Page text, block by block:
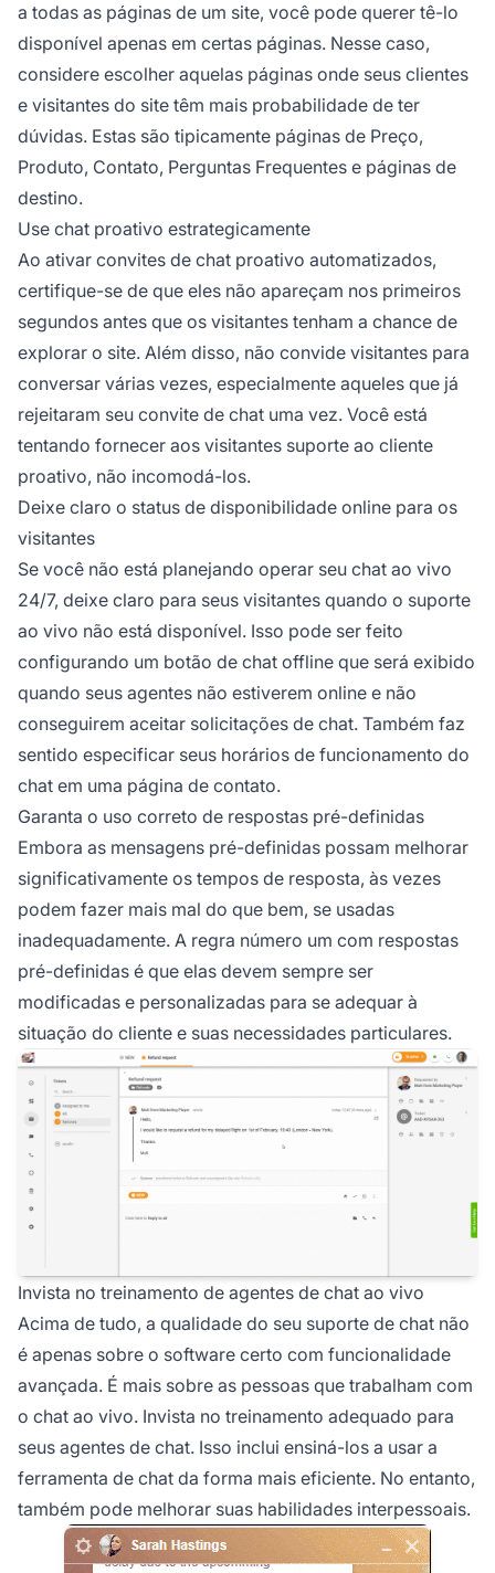
a todas as páginas de um site, você pode querer tê-lo
disponível apenas em certas páginas. Nesse caso,
considere escolher aquelas páginas onde seus clientes
e visitantes do site têm mais probabilidade de ter
dúvidas. Estas são tipicamente páginas de Preço,
Produto, Contato, Perguntas Frequentes e páginas de
destino.
Use chat proativo estrategicamente
Ao ativar convites de chat proativo automatizados,
certifique-se de que eles não apareçam nos primeiros
segundos antes que os visitantes tenham a chance de
explorar o site. Além disso, não convide visitantes para
conversar várias vezes, especialmente aqueles que já
rejeitaram seu convite de chat uma vez. Você está
tentando fornecer aos visitantes suporte ao cliente
proativo, não incomodá-los.
Deixe claro o status de disponibilidade online para os
visitantes
Se você não está planejando operar seu chat ao vivo
24/7, deixe claro para seus visitantes quando o suporte
ao vivo não está disponível. Isso pode ser feito
configurando um botão de chat offline que será exibido
quando seus agentes não estiverem online e não
conseguirem aceitar solicitações de chat. Também faz
sentido especificar seus horários de funcionamento do
chat em uma página de contato.
Garanta o uso correto de respostas pré-definidas
Embora as mensagens pré-definidas possam melhorar
significativamente os tempos de resposta, às vezes
podem fazer mais mal do que bem, se usadas
inadequadamente. A regra número um com respostas
pré-definidas é que elas devem sempre ser
modificadas e personalizadas para se adequar à
situação do cliente e suas necessidades particulares.
Invista no treinamento de agentes de chat ao vivo
Acima de tudo, a qualidade do seu suporte de chat não
é apenas sobre o software certo com funcionalidade
avançada. É mais sobre as pessoas que trabalham com
o chat ao vivo. Invista no treinamento adequado para
seus agentes de chat. Isso inclui ensiná-los a usar a
ferramenta de chat da forma mais eficiente. No entanto,
também pode melhorar suas habilidades interpessoais.